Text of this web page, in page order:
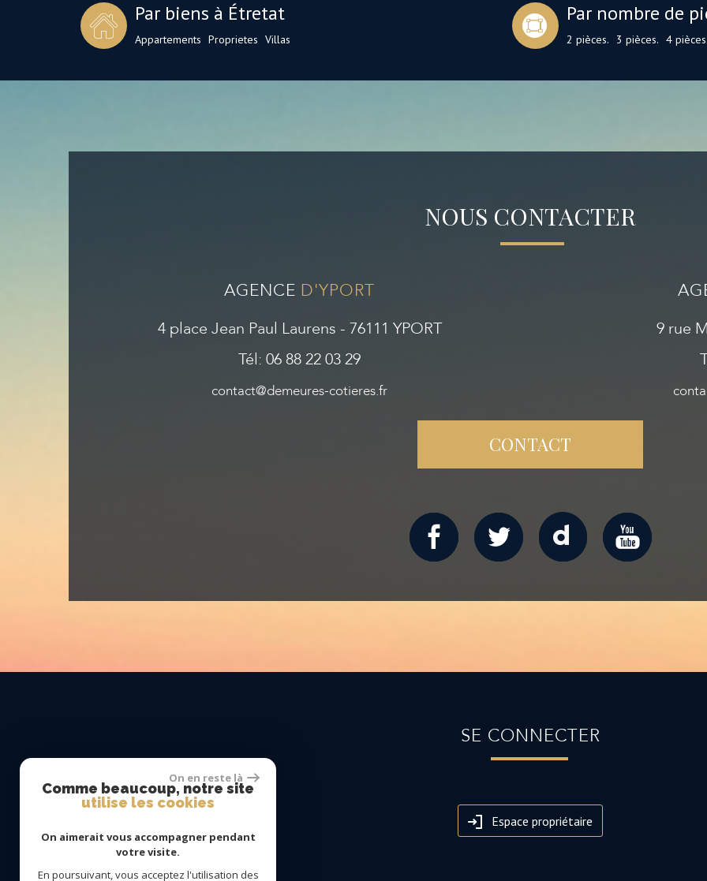
Par biens à Étretat
Appartements Proprietes Villas
Par nombre de
2 pièces. 3 pièces. 4
NOUS CONTACTER
AGENCE D'YPORT
4 place Jean Paul Laurens - 76111 YPORT
Tél: 06 88 22 03 29
contact@demeures-cotieres.fr
9 rue
CONTACT
SE CONNECTER
Espace propriétaire
On en reste là
Comme beaucoup, notre site
utilise les cookies
On aimerait vous accompagner pendant
votre visite.
En poursuivant, vous acceptez l'utilisation des